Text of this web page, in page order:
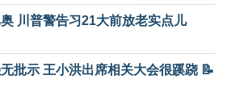
川普警告习21大前放老实点儿
批示 王小洪出席相关大会很蹊跷 📝